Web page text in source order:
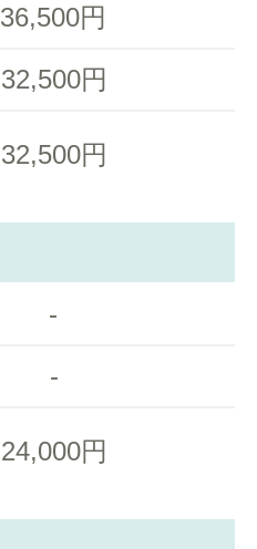
36,500円
32,500円
32,500円
-
-
24,000円